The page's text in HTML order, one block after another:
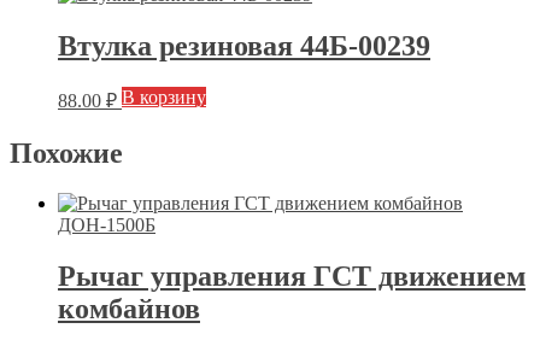
Втулка резиновая 44Б-00239
88.00 ₽ В корзину
Похожие
Рычаг управления ГСТ движением
комбайнов